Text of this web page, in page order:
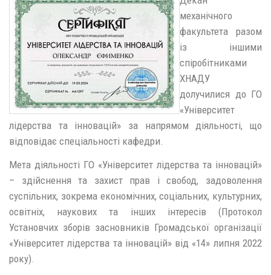
механічного
факультета разом
із іншими
спіробітниками
ХНАДУ
долучилися до ГО
«Університет
лідерства та інновацій» за напрямом діяльності, що
відповідає спеціальності кафедри.
Мета діяльності ГО «Університет лідерства та інновацій»
– здійснення та захист прав і свобод, задоволення
суспільних, зокрема економічних, соціальних, культурних,
освітніх, наукових та інших інтересів (Протокол
Установчих зборів засновників Громадської організації
«Університет лідерства та інновацій» від «14» липня 2022
року).